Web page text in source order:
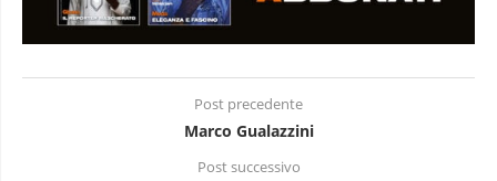
Post precedente
Marco Gualazzini
Post successivo